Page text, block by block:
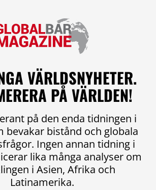
VÄRLDSNYHETER.
PÅ VÄRLDEN!
på den enda tidningen i
bevakar bistånd och globala
Ingen annan tidning i
lika många analyser om
i Asien, Afrika och
Latinamerika.